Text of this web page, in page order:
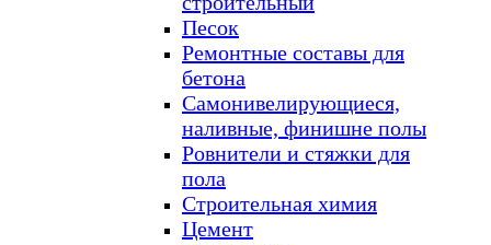
Песок
Ремонтные составы для
бетона
Самонивелирующиеся,
наливные, финишне полы
Ровнители и стяжки для
пола
Строительная химия
Цемент